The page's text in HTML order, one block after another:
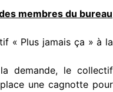
membres du bureau
« Plus jamais ça » à la
demande, le collectif
une cagnotte pour